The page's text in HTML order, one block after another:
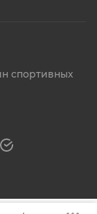
спортивных